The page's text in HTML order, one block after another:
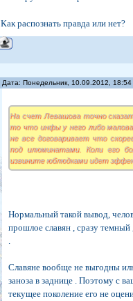
Как распознать правда или нет?
Дата: Понедельник, 10.09.2012,
На счет Левашова точно
то что инфы у него либо
не все договаривает что
под илюминатами. Коли его
извините юблюдками идет
Нормальный такой вывод,
прошлое славян , сразу темный
.
Славяне вообще не выгодны
заноза в заднице . Поэтому с
текущее поколение его не